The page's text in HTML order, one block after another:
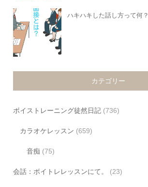
ハキハキした話し方って何？
カテゴリー
ボイストレーニング徒然日記 (736)
カラオケレッスン (659)
音痴 (75)
会話：ボイトレレッスンにて。 (23)